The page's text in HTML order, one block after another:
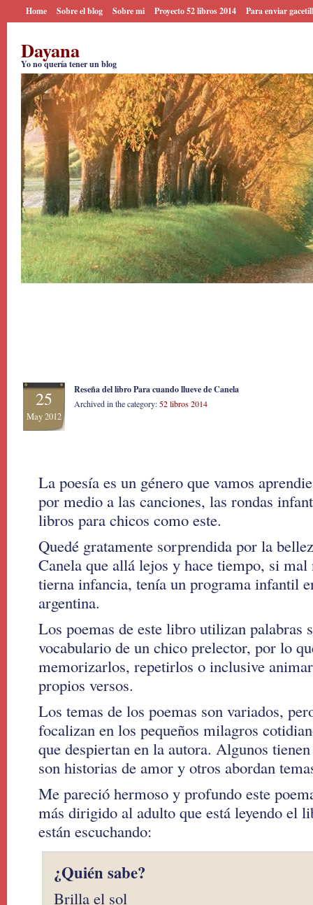
Home Sobre el blog Sobre mi Proyecto 52 libros 2014 Para enviar
Dayana
Yo no quería tener un blog
25
May 2012
Reseña del libro Para cuando llueve de Canela
Archived in the category: 52 libros 2014
La poesía es un género que vamos
por medio a las canciones, las rondas
libros para chicos como este.
Quedé gratamente sorprendida por la
Canela que allá lejos y hace tiempo, si
tierna infancia, tenía un programa infantil
argentina.
Los poemas de este libro utilizan palabras
vocabulario de un chico prelector, por lo
memorizarlos, repetirlos o inclusive
propios versos.
Los temas de los poemas son variados,
focalizan en los pequeños milagros
que despiertan en la autora. Algunos
son historias de amor y otros abordan
Me pareció hermoso y profundo este
más dirigido al adulto que está leyendo el
están escuchando:
¿Quién sabe?
Brilla el sol